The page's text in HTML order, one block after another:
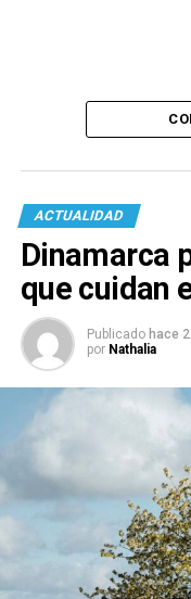
ACTUALIDAD
Dinamarca
que cuidan
Publicado hace
por Nathalia